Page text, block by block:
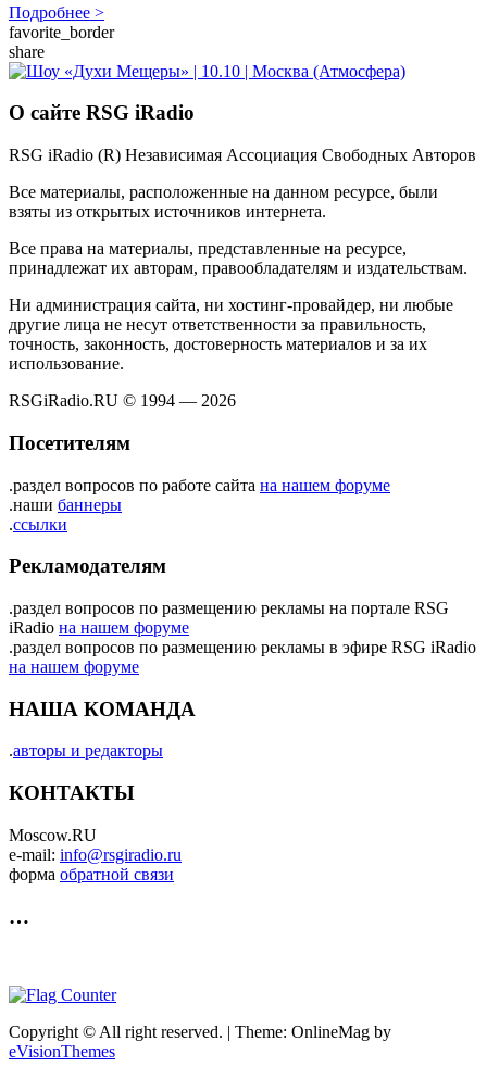
Подробнее >
favorite_border
share
О сайте RSG iRadio
RSG iRadio (R) Независимая Ассоциация Свободных Авторов
Все материалы, расположенные на данном ресурсе, были
взяты из открытых источников интернета.
Все права на материалы, представленные на ресурсе,
принадлежат их авторам, правообладателям и издательствам.
Ни администрация сайта, ни хостинг-провайдер, ни любые
другие лица не несут ответственности за правильность,
точность, законность, достоверность материалов и за их
использование.
RSGiRadio.RU © 1994 — 2026
Посетителям
.раздел вопросов по работе сайта на нашем форуме
.наши баннеры
.ссылки
Рекламодателям
.раздел вопросов по размещению рекламы на портале RSG
iRadio на нашем форуме
.раздел вопросов по размещению рекламы в эфире RSG iRadio
на нашем форуме
НАША КОМАНДА
.авторы и редакторы
КОНТАКТЫ
Moscow.RU
e-mail: info@rsgiradio.ru
форма обратной связи
…
Copyright © All right reserved. | Theme: OnlineMag by
eVisionThemes